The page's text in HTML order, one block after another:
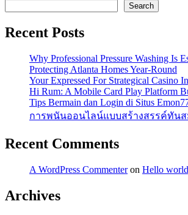
Search
Recent Posts
Why Professional Pressure Washing Is
Protecting Atlanta Homes Year-Round
Your Expressed For Strategical Casino
Hi Rum: A Mobile Card Play Platform
Tips Bermain dan Login di Situs
การพนันออนไลน์แบบสร้างสรรค์ทัน
Recent Comments
A WordPress Commenteron Hello
Archives